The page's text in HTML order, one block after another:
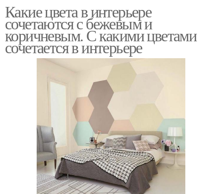
Какие цвета в интерьере
сочетаются с бежевым и
коричневым. С какими цветами
сочетается в интерьере